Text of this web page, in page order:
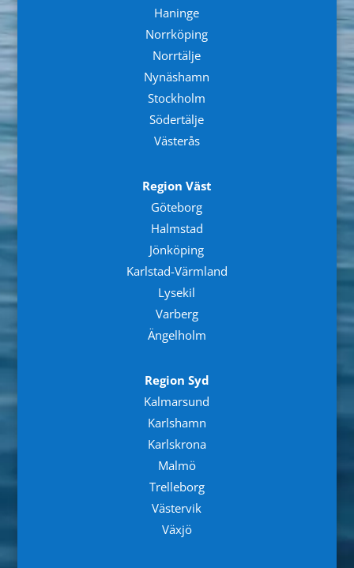
Haninge
Norrköping
Norrtälje
Nynäshamn
Stockholm
Södertälje
Västerås
Region Väst
Göteborg
Halmstad
Jönköping
Karlstad-Värmland
Lysekil
Varberg
Ängelholm
Region Syd
Kalmarsund
Karlshamn
Karlskrona
Malmö
Trelleborg
Västervik
Växjö